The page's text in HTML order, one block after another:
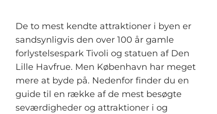
De to mest kendte attraktioner i byen er
sandsynligvis den over 100 år gamle
forlystelsespark Tivoli og statuen af Den
Lille Havfrue. Men København har meget
mere at byde på. Nedenfor finder du en
guide til en række af de mest besøgte
seværdigheder og attraktioner i og